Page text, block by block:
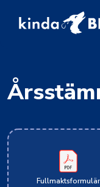
Fullmaktsformulär